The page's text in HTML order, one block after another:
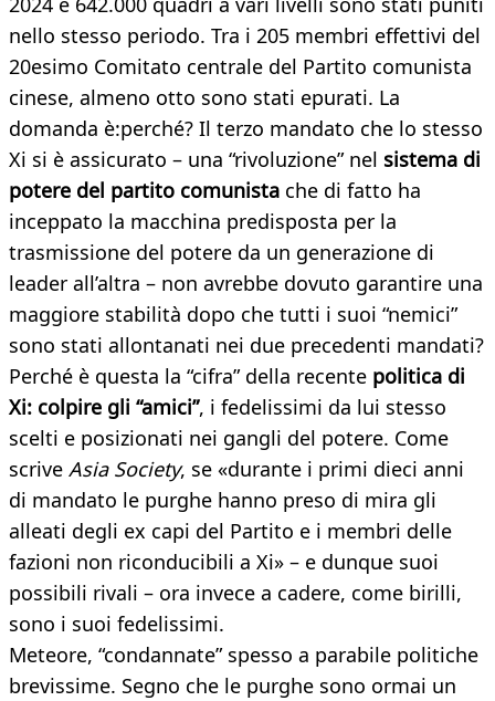
nello stesso periodo. Tra i 205 membri effettivi del
20esimo Comitato centrale del Partito comunista
cinese, almeno otto sono stati epurati. La
domanda è:perché? Il terzo mandato che lo stesso
Xi si è assicurato – una “rivoluzione” nel sistema di
potere del partito comunista che di fatto ha
inceppato la macchina predisposta per la
trasmissione del potere da un generazione di
leader all’altra – non avrebbe dovuto garantire una
maggiore stabilità dopo che tutti i suoi “nemici”
sono stati allontanati nei due precedenti mandati?
Perché è questa la “cifra” della recente politica di
Xi: colpire gli “amici”, i fedelissimi da lui stesso
scelti e posizionati nei gangli del potere. Come
scrive Asia Society, se «durante i primi dieci anni
di mandato le purghe hanno preso di mira gli
alleati degli ex capi del Partito e i membri delle
fazioni non riconducibili a Xi» – e dunque suoi
possibili rivali – ora invece a cadere, come birilli,
sono i suoi fedelissimi.
Meteore, “condannate” spesso a parabile politiche
brevissime. Segno che le purghe sono ormai un